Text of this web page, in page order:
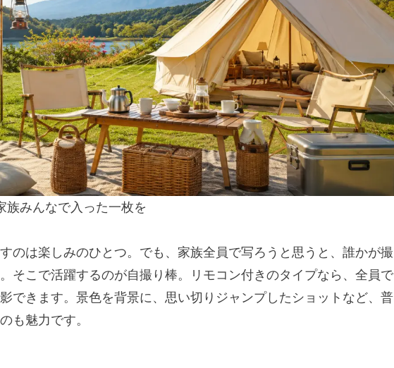
みんなで入った一枚を
のは楽しみのひとつ。でも、家族全員で写ろうと思うと、誰かが撮
そこで活躍するのが自撮り棒。リモコン付きのタイプなら、全員で
できます。景色を背景に、思い切りジャンプしたショットなど、普
も魅力です。